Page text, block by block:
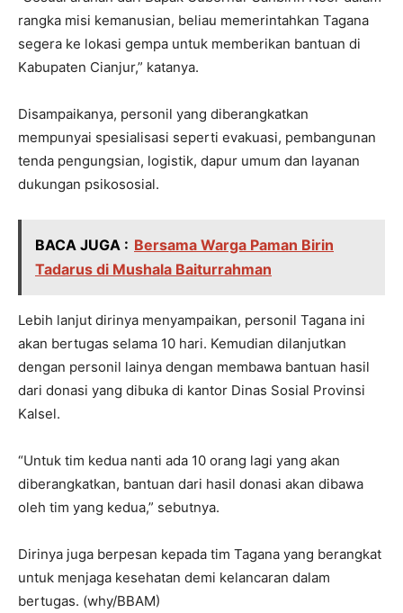
rangka misi kemanusian, beliau memerintahkan Tagana
segera ke lokasi gempa untuk memberikan bantuan di
Kabupaten Cianjur,” katanya.
Disampaikanya, personil yang diberangkatkan
mempunyai spesialisasi seperti evakuasi, pembangunan
tenda pengungsian, logistik, dapur umum dan layanan
dukungan psikososial.
BACA JUGA : Bersama Warga Paman Birin
Tadarus di Mushala Baiturrahman
Lebih lanjut dirinya menyampaikan, personil Tagana ini
akan bertugas selama 10 hari. Kemudian dilanjutkan
dengan personil lainya dengan membawa bantuan hasil
dari donasi yang dibuka di kantor Dinas Sosial Provinsi
Kalsel.
“Untuk tim kedua nanti ada 10 orang lagi yang akan
diberangkatkan, bantuan dari hasil donasi akan dibawa
oleh tim yang kedua,” sebutnya.
Dirinya juga berpesan kepada tim Tagana yang berangkat
untuk menjaga kesehatan demi kelancaran dalam
bertugas. (why/BBAM)